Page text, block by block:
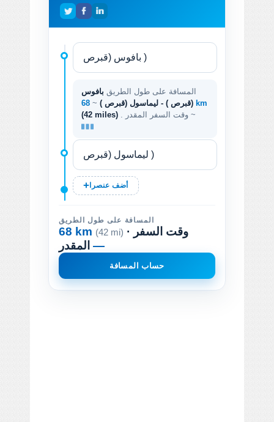
المسافة على طول الطريق بافوس
(قبرص ) - ليماسول (قبرص ) ~
68 km
(42 miles)
. وقت السفر المقدر ~
أضف عنصرا
المسافة على طول الطريق
68 km (42 mi) · وقت السفر
—
حساب المسافة